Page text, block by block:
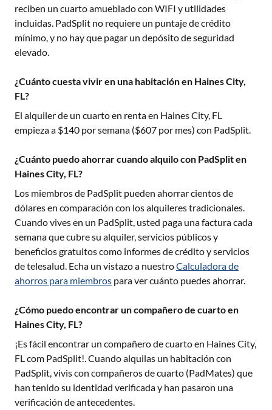
reciben un cuarto amueblado con WIFI y utilidades
incluidas. PadSplit no requiere un puntaje de crédito
mínimo, y no hay que pagar un depósito de seguridad
elevado.
¿Cuánto cuesta vivir en una habitación en Haines City,
FL?
El alquiler de un cuarto en renta en Haines City, FL
empieza a $140 por semana ($607 por mes) con PadSplit.
¿Cuánto puedo ahorrar cuando alquilo con PadSplit en
Haines City, FL?
Los miembros de PadSplit pueden ahorrar cientos de
dólares en comparación con los alquileres tradicionales.
Cuando vives en un PadSplit, usted paga una factura cada
semana que cubre su alquiler, servicios públicos y
beneficios gratuitos como informes de crédito y servicios
de telesalud. Echa un vistazo a nuestroCalculadora de
ahorros para miembros para ver cuánto puedes ahorrar.
¿Cómo puedo encontrar un compañero de cuarto en
Haines City, FL?
¡Es fácil encontrar un compañero de cuarto en Haines City,
FLcom PadSplit!. Cuando alquilas un habitación con
PadSplit, vivis con compañeros de cuarto (PadMates) que
han tenido su identidad verificada y han pasaron una
verificación de antecedentes.